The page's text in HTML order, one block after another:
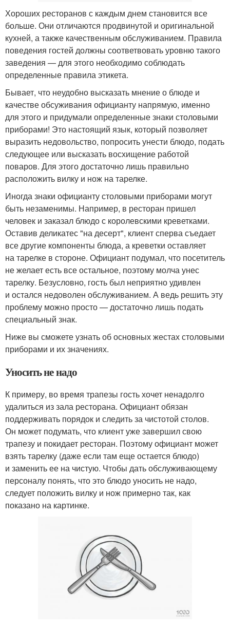
Хороших ресторанов с каждым днем становится все
больше. Они отличаются продвинутой и оригинальной
кухней, а также качественным обслуживанием. Правила
поведения гостей должны соответвовать уровню такого
заведения — для этого необходимо соблюдать
определенные правила этикета.
Бывает, что неудобно высказать мнение о блюде и
качестве обсуживания официанту напрямую, именно
для этого и придумали определенные знаки столовыми
приборами! Это настоящий язык, который позволяет
выразить недовольство, попросить унести блюдо, подать
следующее или высказать восхищение работой
поваров. Для этого достаточно лишь правильно
расположить вилку и нож на тарелке.
Иногда знаки официанту столовыми приборами могут
быть незаменимы. Например, в ресторан пришел
человек и заказал блюдо с королевскими креветками.
Оставив деликатес "на десерт", клиент сперва съедает
все другие компоненты блюда, а креветки оставляет
на тарелке в стороне. Официант подумал, что посетитель
не желает есть все остальное, поэтому молча унес
тарелку. Безусловно, гость был неприятно удивлен
и остался недоволен обслуживанием. А ведь решить эту
проблему можно просто — достаточно лишь подать
специальный знак.
Ниже вы сможете узнать об основных жестах столовыми
приборами и их значениях.
Уносить не надо
К примеру, во время трапезы гость хочет ненадолго
удалиться из зала ресторана. Официант обязан
поддерживать порядок и следить за чистотой столов.
Он может подумать, что клиент уже завершил свою
трапезу и покидает ресторан. Поэтому официант может
взять тарелку (даже если там еще остается блюдо)
и заменить ее на чистую. Чтобы дать обслуживающему
персоналу понять, что это блюдо уносить не надо,
следует положить вилку и нож примерно так, как
показано на картинке.